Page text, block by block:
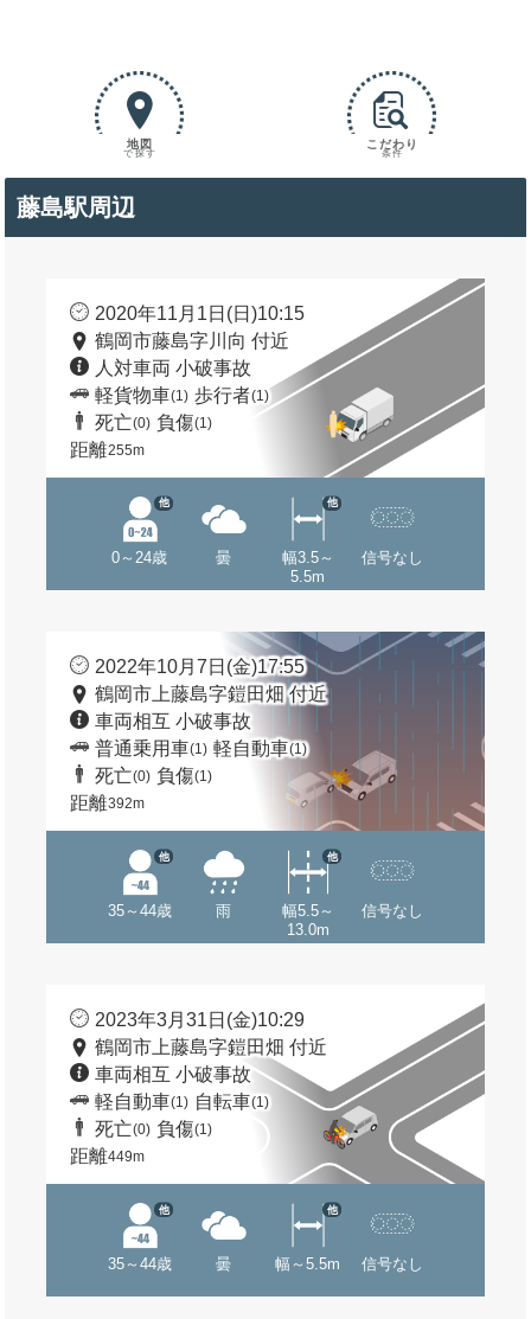
地図
で探す
こだわり
条件
藤島駅周辺
2020年11月1日(日)10:15
鶴岡市藤島字川向 付近
人対車両 小破事故
軽貨物車(1) 歩行者(1)
死亡(0) 負傷(1)
距離255m
0～24歳
他
曇
幅3.5～
5.5m
他
信号なし
2022年10月7日(金)17:55
鶴岡市上藤島字鎧田畑 付近
車両相互 小破事故
普通乗用車(1) 軽自動車(1)
死亡(0) 負傷(1)
距離392m
35～44歳
他
雨
幅5.5～
13.0m
他
信号なし
2023年3月31日(金)10:29
鶴岡市上藤島字鎧田畑 付近
車両相互 小破事故
軽自動車(1) 自転車(1)
死亡(0) 負傷(1)
距離449m
35～44歳
他
曇 幅～5.5m
他
信号なし